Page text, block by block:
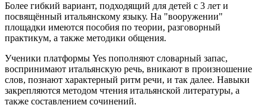
Более гибкий вариант, подходящий для детей с 3 лет и
посвящённый итальянскому языку. На "вооружении"
площадки имеются пособия по теории, разговорный
практикум, а также методики общения.
Ученики платформы Yes пополняют словарный запас,
воспринимают итальянскую речь, вникают в произношение
слов, познают характерный ритм речи, и так далее. Навыки
закрепляются методом чтения итальянской литературы, а
также составлением сочинений.